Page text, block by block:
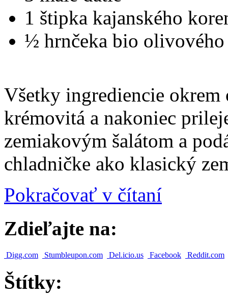
1 štipka kajanského
½ hrnčeka bio
Všetky ingrediencie
krémovitá a nakoniec
zemiakovým šalátom a
chladničke ako klasický
Pokračovať v čítaní
Zdieľajte na:
Digg.com Stumbleupon.com Del.icio.us Facebook Reddit.com
Štítky: